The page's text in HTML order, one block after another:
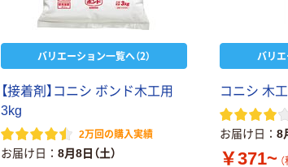
バリエーション一覧へ（2）
【接着剤】コニシ ボンド木工用
3kg
2万回の購入実績
お届け日 8月8日（土）
バリエ
コニシ 木
お届け日 8
￥371~